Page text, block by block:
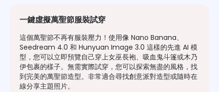
一鍵虛擬萬聖節服裝試穿
這個萬聖節不再有服裝壓力！使用像 Nano Banana、
Seedream 4.0 和 Hunyuan Image 3.0 這樣的先進 AI 模
型，您可以立即預覽自己穿上女巫長袍、吸血鬼斗篷或木乃
伊包裹的樣子。無需實際試穿，您可以探索無盡的風格，找
到完美的萬聖節造型。非常適合尋找創意派對造型或隨時在
線分享主題照片。